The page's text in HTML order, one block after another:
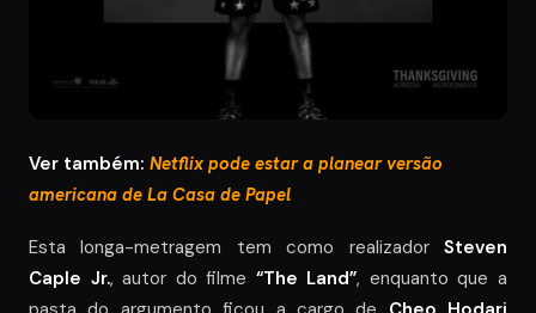
Ver também: Netflix pode estar a planear versão
americana de La Casa de Papel
Esta longa-metragem tem como realizador Steven
Caple Jr., autor do filme “The Land”, enquanto que a